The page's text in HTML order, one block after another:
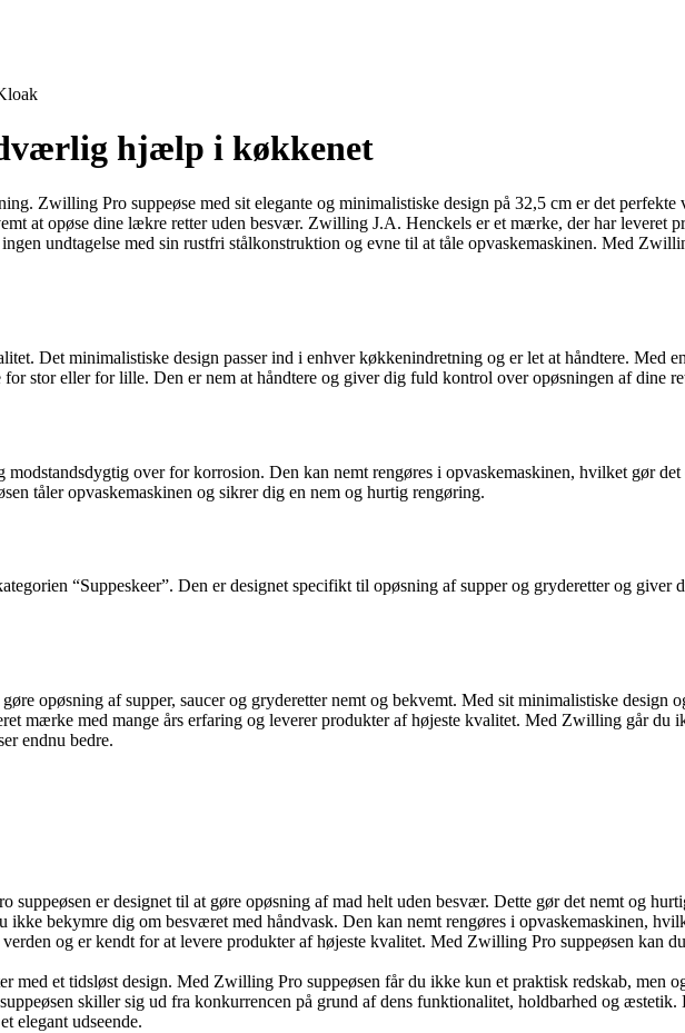
hjælp i køkkenet
Zwilling Pro suppeøse med sit elegante og minimalistiske design på 32,5 cm er det
at opøse dine lækre retter uden besvær. Zwilling J.A. Henckels er et mærke, der har leveret
undtagelse med sin rustfri stålkonstruktion og evne til at tåle opvaskemaskinen. Med
Det minimalistiske design passer ind i enhver køkkenindretning og er let at håndtere. Med
stor eller for lille. Den er nem at håndtere og giver dig fuld kontrol over opøsningen af dine
over for korrosion. Den kan nemt rengøres i opvaskemaskinen, hvilket gør
tåler opvaskemaskinen og sikrer dig en nem og hurtig rengøring.
“Suppeskeer”. Den er designet specifikt til opøsning af supper og gryderetter og
opøsning af supper, saucer og gryderetter nemt og bekvemt. Med sit minimalistiske design
mærke med mange års erfaring og leverer produkter af højeste kvalitet. Med Zwilling går du
endnu bedre.
er designet til at gøre opøsning af mad helt uden besvær. Dette gør det nemt og
bekymre dig om besværet med håndvask. Den kan nemt rengøres i opvaskemaskinen,
og er kendt for at levere produkter af højeste kvalitet. Med Zwilling Pro suppeøsen kan
et tidsløst design. Med Zwilling Pro suppeøsen får du ikke kun et praktisk redskab, men
skiller sig ud fra konkurrencen på grund af dens funktionalitet, holdbarhed og æstetik.
elegant udseende.